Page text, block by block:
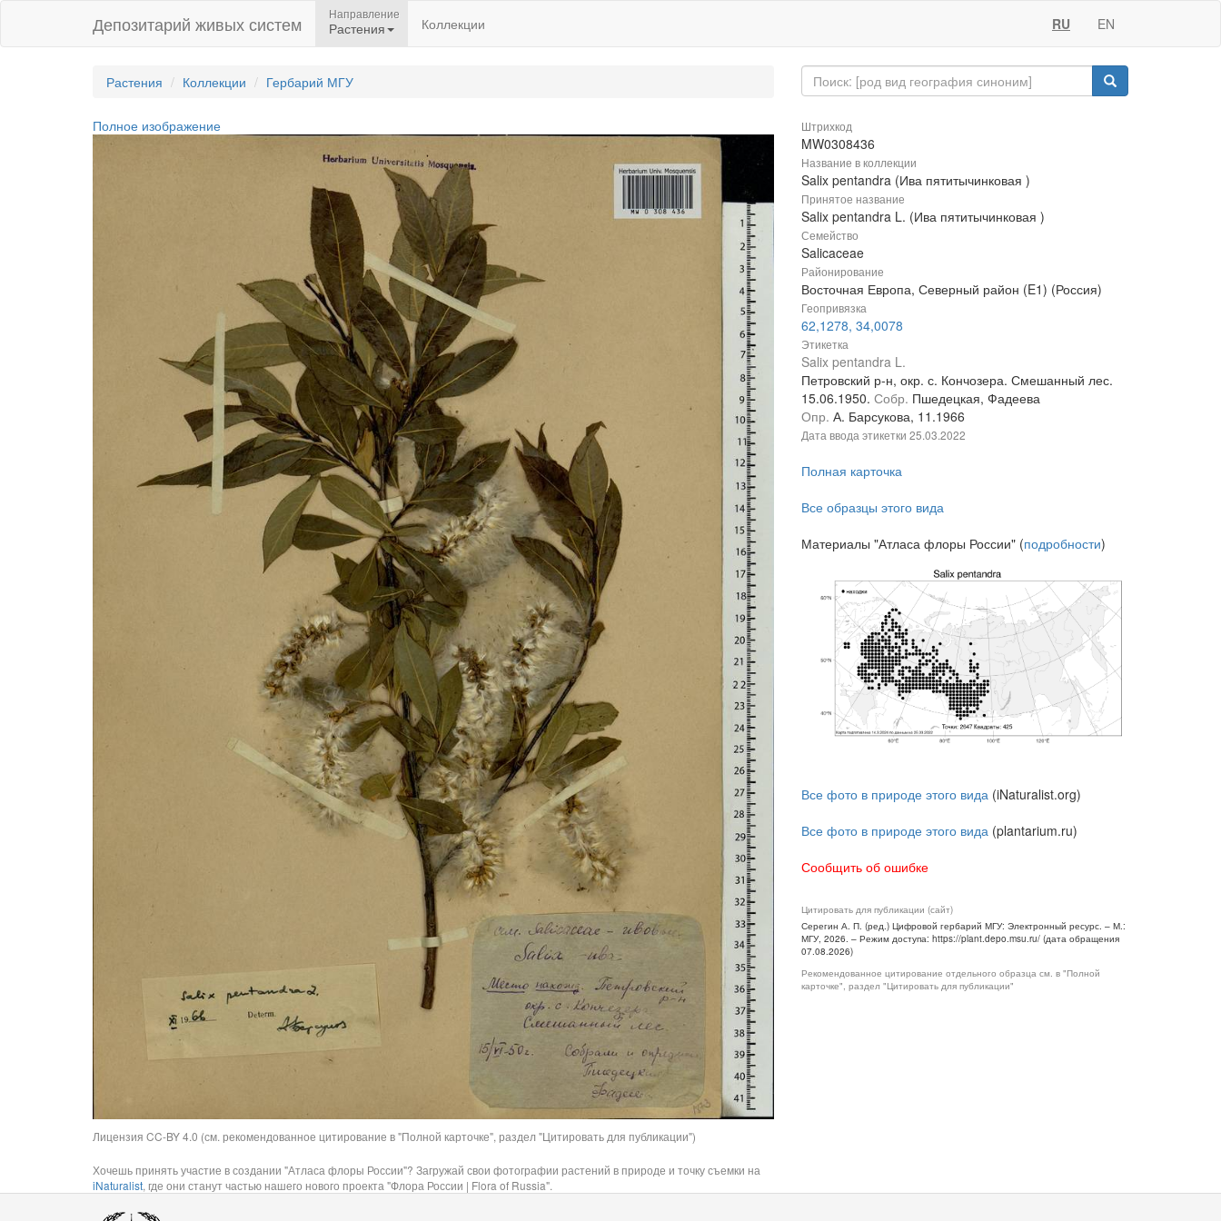
Депозитарий живых систем Направление
Растения Коллекции RU EN
Растения Коллекции Гербарий МГУ
Полное изображение
Лицензия CC-BY 4.0 (см. рекомендованное цитирование в "Полной карточке", раздел "Цитировать для публикации")
Хочешь принять участие в создании "Атласа флоры России"? Загружай свои фотографии растений в природе и точку съемки на
iNaturalist, где они станут частью нашего нового проекта "Флора России | Flora of Russia".
Штрихкод
MW0308436
Название в коллекции
Salix pentandra (Ива пятитычинковая )
Принятое название
Salix pentandra L. (Ива пятитычинковая )
Семейство
Salicaceae
Районирование
Восточная Европа, Северный район (E1) (Россия)
Геопривязка
62,1278, 34,0078
Этикетка
Salix pentandra L.
Петровский р-н, окр. с. Кончозера. Смешанный лес.
15.06.1950. Собр. Пшедецкая, Фадеева
Опр. А. Барсукова, 11.1966
Дата ввода этикетки 25.03.2022
Полная карточка
Все образцы этого вида
Материалы "Атласа флоры России" (подробности)
Все фото в природе этого вида (iNaturalist.org)
Все фото в природе этого вида (plantarium.ru)
Сообщить об ошибке
Цитировать для публикации (сайт)
Серегин А. П. (ред.) Цифровой гербарий МГУ: Электронный ресурс. – М.:
МГУ, 2026. – Режим доступа: https://plant.depo.msu.ru/ (дата обращения
07.08.2026)
Рекомендованное цитирование отдельного образца см. в "Полной
карточке", раздел "Цитировать для публикации"